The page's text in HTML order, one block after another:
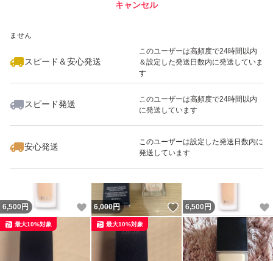
ません
スピード＆安心発送
このユーザーは高頻度で24時間以内
＆設定した発送日数内に発送していま
す
スピード発送
このユーザーは高頻度で24時間以内
に発送しています
安心発送
このユーザーは設定した発送日数内に
発送しています
キャンセル
いいね！
5,200
6,500 円 いいね！
6,000円 いいね！
6,500 円
最大10%対象 最大10%対象